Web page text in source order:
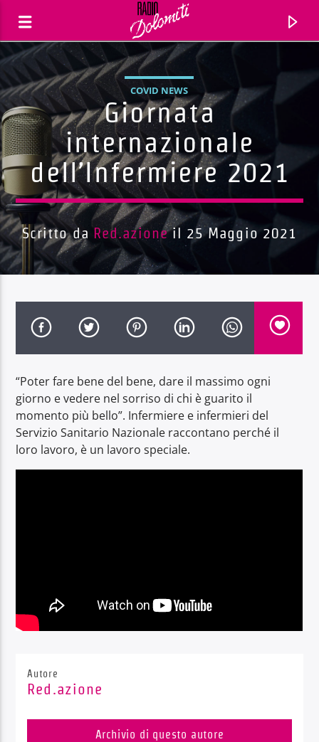
Traccia corrente
Radio Dolomiti
COVID NEWS
Giornata
internazionale
dell’Infermiere 2021
Scritto da Red.azioneil 25 Maggio 2021
“Poter fare bene del bene, dare il massimo ogni
giorno e vedere nel sorriso di chi è guarito il
momento più bello”. Infermiere e infermieri del
Servizio Sanitario Nazionale raccontano perché il
loro lavoro, è un lavoro speciale.
Autore
Red.azione
Archivio di questo autore